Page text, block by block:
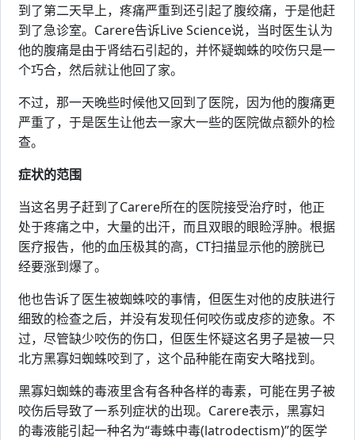
到了第二天早上，疼痛严重到还引起了腹绞痛，于是他赶
到了急诊室。Carere告诉Live Science说，当时医生认为
他的腹痛是由于肾结石引起的，并怀疑蜘蛛的咬伤只是一
个巧合，然后就让他回了家。
不过，那一天晚些时候他又回到了医院，因为他的腹痛更
严重了，于是医生让他去一家大一些的医院做点额外的检
查。
症状的范围
当这名男子赶到了Carere所在的医院接受治疗时，他正
处于疼痛之中，大量的出汗，而且双眼的眼睑浮肿。根据
医疗报告，他的血压极其的高，CT扫描显示他的膀胱已
经要涨到爆了。
他也告诉了医生被蜘蛛咬的事情，但医生对他的皮肤进行
细致的检查之后，并没有发现任何咬伤或皮疹的迹象。不
过，尽管缺少咬伤的伤口，但医生怀疑这名男子是被一只
北方黑寡妇蜘蛛咬到了，这个品种能在南安大略找到。
黑寡妇蜘蛛的毒液里含有各种各样的毒素，可能在男子被
咬伤后导致了一系列症状的出现。Carere表示，黑寡妇
的毒液能引起一种名为“毒蛛中毒(latrodectism)”的医学